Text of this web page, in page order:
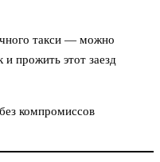
такси — можно
и прожить этот заезд
компромиссов